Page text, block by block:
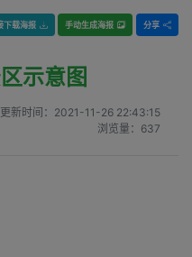
下载海报 手动生成海报 分享
示意图
更新时间： 2021-11-26 22:43:15
浏览量： 637